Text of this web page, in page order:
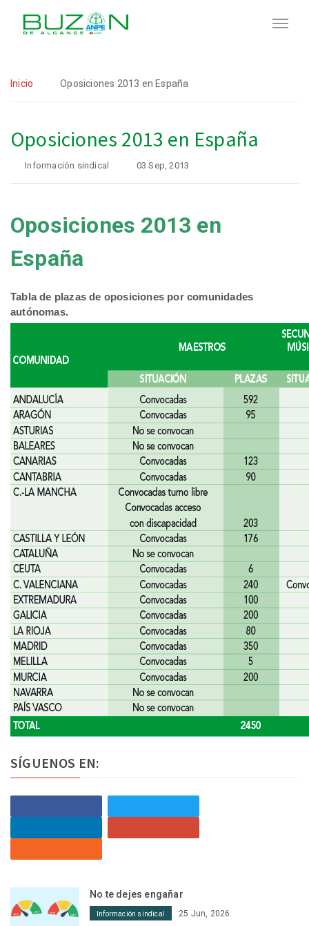
Inicio Oposiciones 2013 en España
Oposiciones 2013 en España
Información sindical 03 Sep, 2013
Oposiciones 2013 en
España
Tabla de plazas de oposiciones por comunidades
autónomas.
SÍGUENOS EN:
No te dejes engañar
Información sindical 25 Jun, 2026